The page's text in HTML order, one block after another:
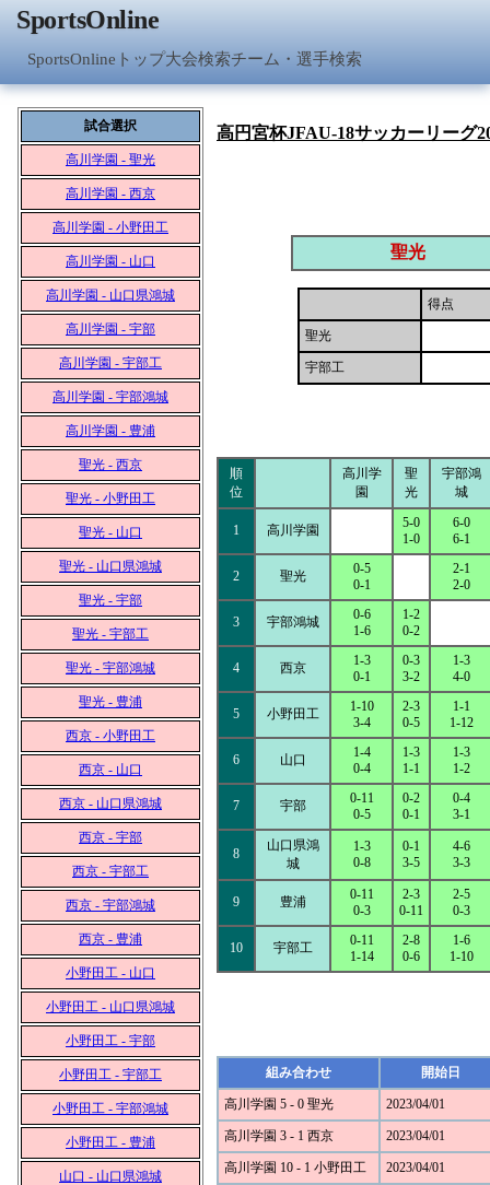
SportsOnline
SportsOnlineトップ大会検索チーム・選手検索
試合選択
高川学園 - 聖光
高川学園 - 西京
高川学園 - 小野田工
高川学園 - 山口
高川学園 - 山口県鴻城
高川学園 - 宇部
高川学園 - 宇部工
高川学園 - 宇部鴻城
高川学園 - 豊浦
聖光 - 西京
聖光 - 小野田工
聖光 - 山口
聖光 - 山口県鴻城
聖光 - 宇部
聖光 - 宇部工
聖光 - 宇部鴻城
聖光 - 豊浦
西京 - 小野田工
西京 - 山口
西京 - 山口県鴻城
西京 - 宇部
西京 - 宇部工
西京 - 宇部鴻城
西京 - 豊浦
小野田工 - 山口
小野田工 - 山口県鴻城
小野田工 - 宇部
小野田工 - 宇部工
小野田工 - 宇部鴻城
小野田工 - 豊浦
山口 - 山口県鴻城
高円宮杯JFAU-18サッカーリーグ
聖光
得点
聖光
宇部工
順
位
高川学
園
聖
光
宇部鴻
城
1 高川学園
5-0
1-0
6-0
6-1
2 聖光
0-5
0-1
2-1
2-0
3 宇部鴻城
0-6
1-6
1-2
0-2
4 西京
1-3
0-1
0-3
3-2
1-3
4-0
5 小野田工
1-10
3-4
2-3
0-5
1-1
1-12
6 山口
1-4
0-4
1-3
1-1
1-3
1-2
7 宇部
0-11
0-5
0-2
0-1
0-4
3-1
8
山口県鴻
城
1-3
0-8
0-1
3-5
4-6
3-3
9 豊浦
0-11
0-3
2-3
0-11
2-5
0-3
10 宇部工
0-11
1-14
2-8
0-6
1-6
1-10
組み合わせ 開始日
高川学園 5 - 0 聖光 2023/04/01
高川学園 3 - 1 西京 2023/04/01
高川学園 10 - 1 小野田工 2023/04/01